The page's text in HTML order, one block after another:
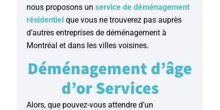
nous proposons un service de déménagement
résidentiel que vous ne trouverez pas auprès
d’autres entreprises de déménagement à
Montréal et dans les villes voisines.
Déménagement d’âge
d’or Services
Alors, que pouvez-vous attendre d’un